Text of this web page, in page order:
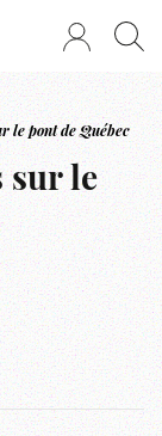
le pont de Québec
sur le